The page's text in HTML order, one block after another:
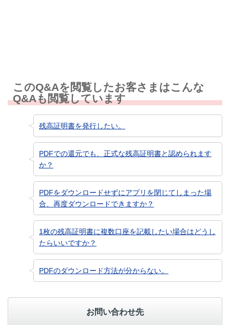
このQ&Aを閲覧したお客さまはこんな
Q&Aも閲覧しています
残高証明書を発行したい。
PDFでの還元でも、正式な残高証明書と認められます
か？
PDFをダウンロードせずにアプリを閉じてしまった場
合、再度ダウンロードできますか？
1枚の残高証明書に複数口座を記載したい場合はどうし
たらいいですか？
PDFのダウンロード方法が分からない。
お問い合わせ先